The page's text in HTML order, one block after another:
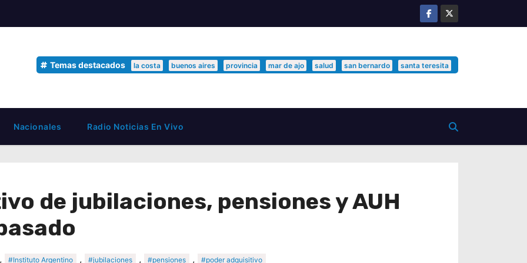
Temas destacados la costa buenos aires provincia mar de ajo salud san bernardo santa teresita
Nacionales Radio Noticias En Vivo
de jubilaciones, pensiones y AUH
, #Instituto Argentino , #jubilaciones , #pensiones , #poder adquisitivo